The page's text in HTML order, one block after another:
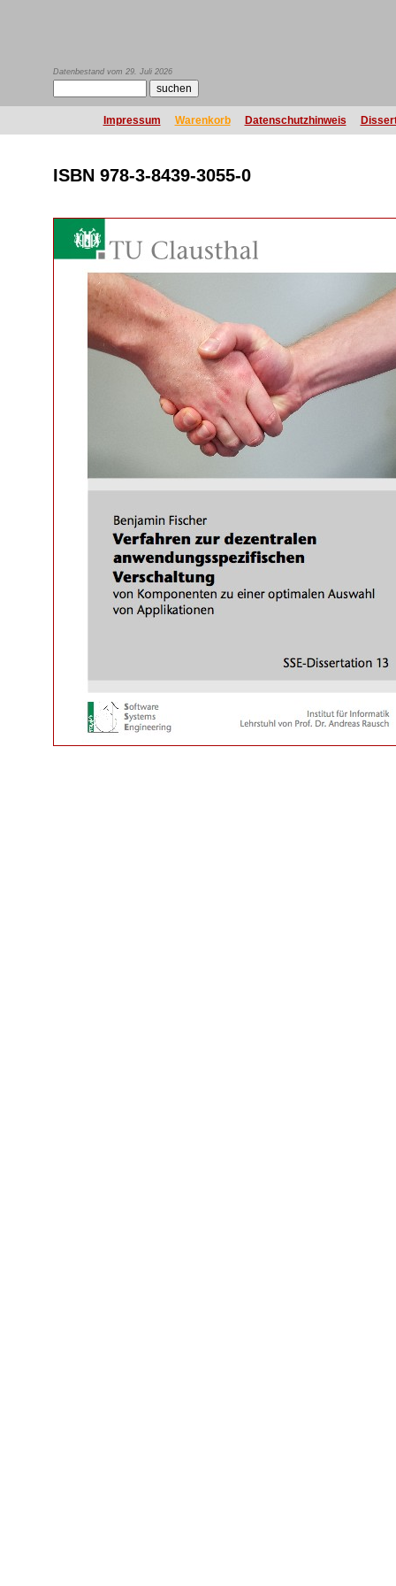
Datenbestand vom 29. Juli 2026
Impressum Warenkorb Datenschutzhinweis
ISBN 978-3-8439-3055-0